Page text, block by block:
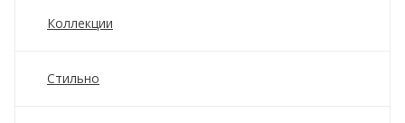
Коллекции
Стильно